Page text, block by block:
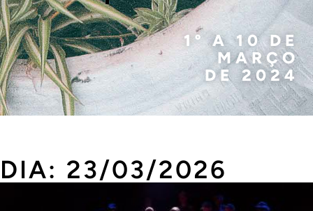
1º A 10 DE
MARÇO
DE 2024
DIA: 23/03/2026